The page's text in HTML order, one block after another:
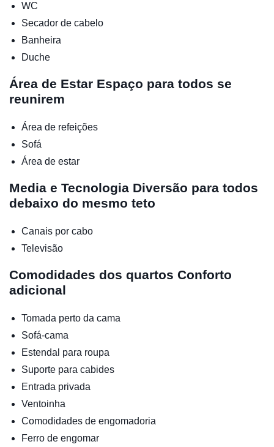
WC
Secador de cabelo
Banheira
Duche
Área de Estar Espaço para todos se
reunirem
Área de refeições
Sofá
Área de estar
Media e Tecnologia Diversão para todos
debaixo do mesmo teto
Canais por cabo
Televisão
Comodidades dos quartos Conforto
adicional
Tomada perto da cama
Sofá-cama
Estendal para roupa
Suporte para cabides
Entrada privada
Ventoinha
Comodidades de engomadoria
Ferro de engomar